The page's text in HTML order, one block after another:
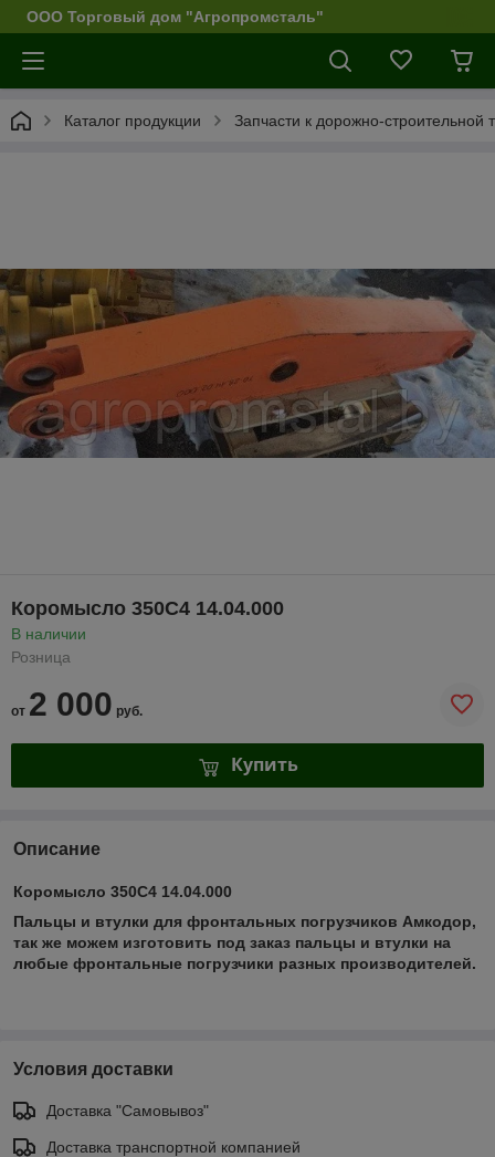
ООО Торговый дом "Агропромсталь"
Каталог продукции Запчасти к дорожно-строительной
Коромысло 350С4 14.04.000
В наличии
Розница
от 2 000 руб.
Купить
Описание
Коромысло 350С4 14.04.000
Пальцы и втулки для фронтальных погрузчиков Амкодор,
так же можем изготовить под заказ пальцы и втулки на
любые фронтальные погрузчики разных производителей.
Условия доставки
Доставка "Самовывоз"
Доставка транспортной компанией